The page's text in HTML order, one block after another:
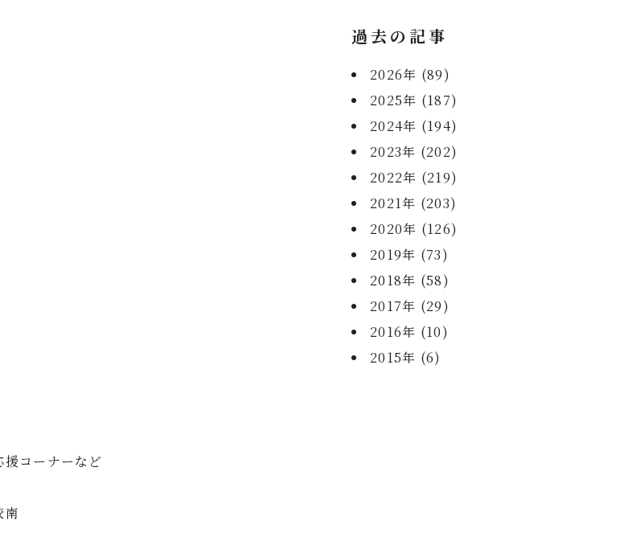
コーナーなど
南
過去の記事
2026年 (89)
2025年 (187)
2024年 (194)
2023年 (202)
2022年 (219)
2021年 (203)
2020年 (126)
2019年 (73)
2018年 (58)
2017年 (29)
2016年 (10)
2015年 (6)